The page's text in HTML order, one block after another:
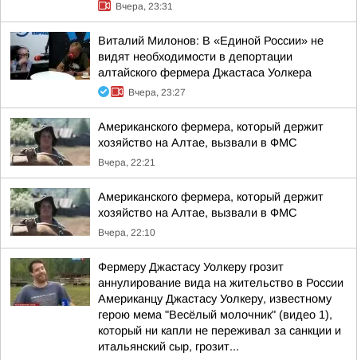
Вчера, 23:31
Виталий Милонов: В «Единой России» не
видят необходимости в депортации
алтайского фермера Джастаса Уолкера
Вчера, 23:27
Американского фермера, который держит
хозяйство на Алтае, вызвали в ФМС
Вчера, 22:21
Американского фермера, который держит
хозяйство на Алтае, вызвали в ФМС
Вчера, 22:10
Фермеру Джастасу Уолкеру грозит
аннулирование вида на жительство в России
Американцу Джастасу Уолкеру, известному
герою мема "Весёлый молочник" (видео 1),
который ни капли не переживал за санкции и
итальянский сыр, грозит...